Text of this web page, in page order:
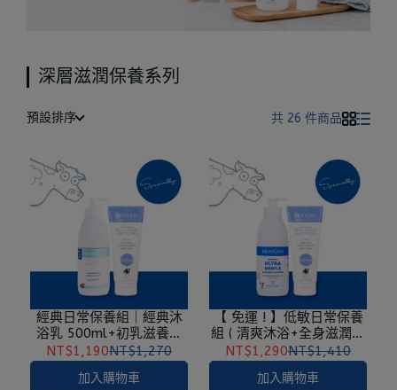
深層滋潤保養系列
預設排序 共 26 件商品
經典日常保養組｜經典沐
浴乳 500ml+初乳滋養霜
200g
NT$1,190NT$1,270
加入購物車
【 免運 ! 】低敏日常保養
組 ( 清爽沐浴+全身滋潤乳
液 )
NT$1,290NT$1,410
加入購物車